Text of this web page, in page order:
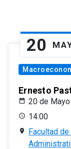
20
Ernesto
20 de
14:00
Facultad